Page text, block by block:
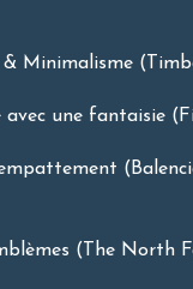
& Minimalisme
avec une fantaisie
(The North